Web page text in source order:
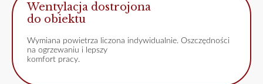
Wentylacja dostrojona
do obiektu
Wymiana powietrza liczona indywidualnie. Oszczędności
na ogrzewaniu i lepszy
komfort pracy.